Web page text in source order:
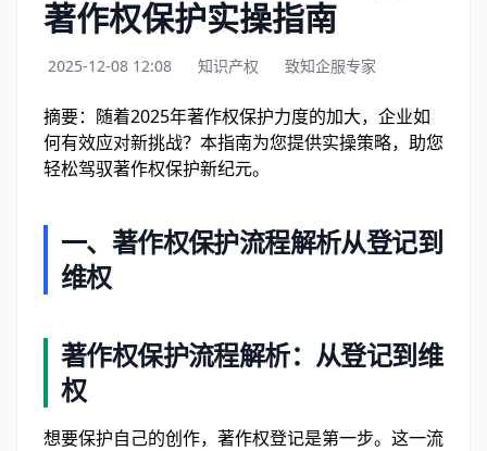
著作权保护实操指南
2025-12-08 12:08 知识产权 致知企服专家
摘要：随着2025年著作权保护力度的加大，企业如
何有效应对新挑战？本指南为您提供实操策略，助您
轻松驾驭著作权保护新纪元。
一、著作权保护流程解析从登记到
维权
著作权保护流程解析：从登记到维
权
想要保护自己的创作，著作权登记是第一步。这一流